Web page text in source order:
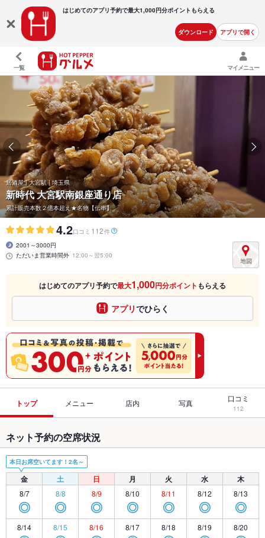
はじめてのアプリ予約で最大1,000円分ポイントもらえる
ダウンロード アプリで開く
一覧 マイメニュー
居酒屋 | 大宮駅 | 埼玉県
新時代 大宮駅南銀座通り店
累計販売本数２億本超え★名物【伝串】
4.2口コミ 112件
2001～3000円
ただいま営業時間外 12:00～翌5:00
はじめてのアプリ予約で最大1,000円分ポイント もらえる
アプリでひらく
トップ メニュー 店内 写真 口コミ
112
ネット予約の空席状況
本日お席空いてます！2名～
金 土 日 月 火 水 木
8/7
◎
8/8
◎
8/9
◎
8/10
◎
8/11
◎
8/12
◎
8/13
◎
8/14 8/15 8/16 8/17 8/18 8/19 8/20